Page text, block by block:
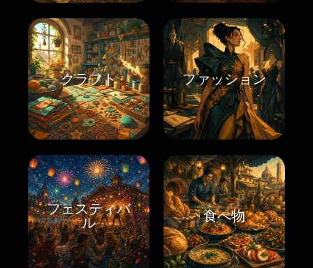
クラフト ファッション
フェスティバ
ル
食べ物